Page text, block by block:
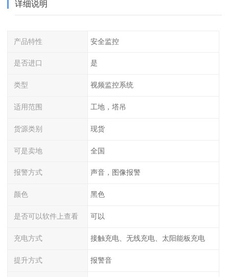
详细说明
产品特性 安全监控
是否进口 是
类型 视频监控系统
适用范围 工地，塔吊
货源类别 现货
可是卖地 全国
报警方式 声音，图像报警
颜色 黑色
是否可以软件上查看 可以
充电方式 接触充电、无线充电、太阳能板充电
提升方式 报警音